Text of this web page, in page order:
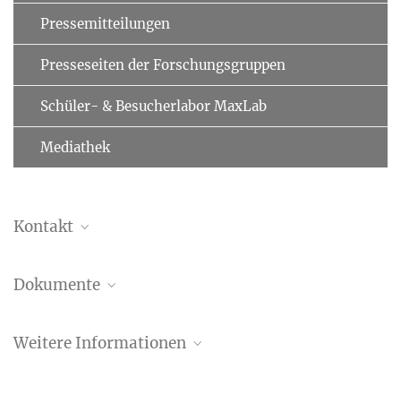
Pressemitteilungen
Presseseiten der Forschungsgruppen
Schüler- & Besucherlabor MaxLab
Mediathek
Kontakt
MPI für Biochemie,
Dokumente
Weitere Informationen